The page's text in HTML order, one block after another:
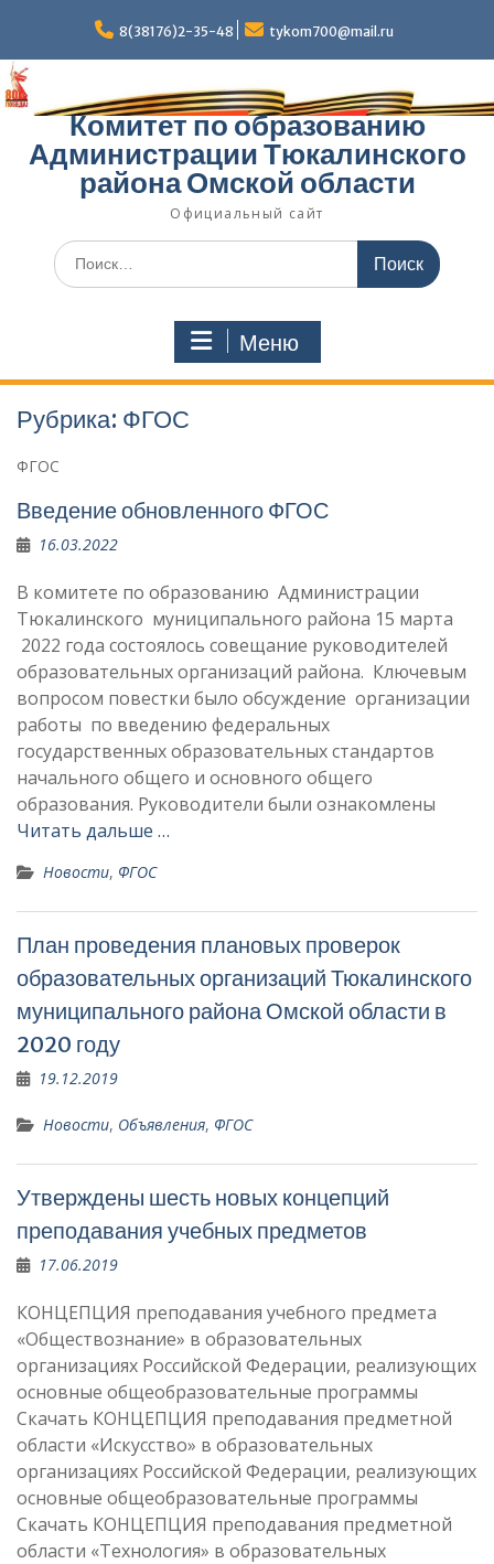
содержимому
8(38176)2-35-48 tykom700@mail.ru
Комитет по образованию
Администрации Тюкалинского
района Омской области
Официальный сайт
Поиск
по:
Меню
Рубрика: ФГОС
ФГОС
Введение обновленного ФГОС
16.03.2022
В комитете по образованию Администрации
Тюкалинского муниципального района 15 марта
2022 года состоялось совещание руководителей
образовательных организаций района. Ключевым
вопросом повестки было обсуждение организации
работы по введению федеральных
государственных образовательных стандартов
начального общего и основного общего
образования. Руководители были ознакомлены
Читать дальше …
Новости, ФГОС
План проведения плановых проверок
образовательных организаций Тюкалинского
муниципального района Омской области в
2020 году
19.12.2019
Новости, Объявления, ФГОС
Утверждены шесть новых концепций
преподавания учебных предметов
17.06.2019
КОНЦЕПЦИЯ преподавания учебного предмета
«Обществознание» в образовательных
организациях Российской Федерации, реализующих
основные общеобразовательные программы
Скачать КОНЦЕПЦИЯ преподавания предметной
области «Искусство» в образовательных
организациях Российской Федерации, реализующих
основные общеобразовательные программы
Скачать КОНЦЕПЦИЯ преподавания предметной
области «Технология» в образовательных